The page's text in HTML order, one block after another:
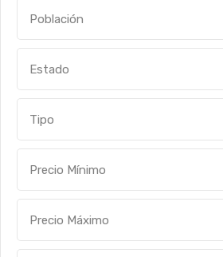
Población
Estado
Tipo
Precio Mínimo
Precio Máximo